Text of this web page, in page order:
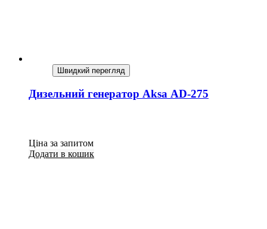
Швидкий перегляд
Дизельний генератор Aksa AD-275
Ціна за запитом
Додати в кошик